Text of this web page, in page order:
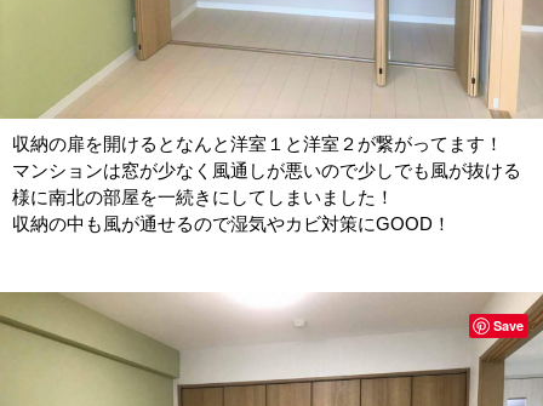
収納の扉を開けるとなんと洋室１と洋室２が繋がってます！
マンションは窓が少なく風通しが悪いので少しでも風が抜ける
様に南北の部屋を一続きにしてしまいました！
収納の中も風が通せるので湿気やカビ対策にGOOD！
Save